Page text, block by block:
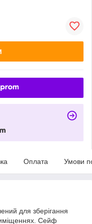
Оплата Умови
для зберігання
Сейф